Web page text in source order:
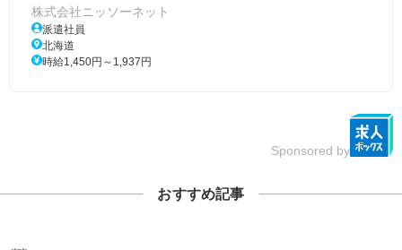
株式会社ニッソーネット
派遣社員
北海道
時給1,450円～1,937円
Sponsored by
おすすめ記事